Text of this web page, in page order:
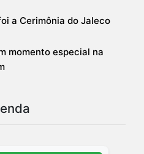
a Cerimônia do Jaleco
momento especial na